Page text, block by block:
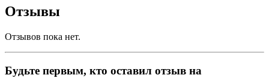
Отзывы
Отзывов пока нет.
Будьте первым, кто оставил отзыв на